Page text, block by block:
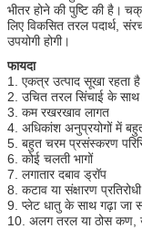
भीतर होने की पुष्टि की है।
लिए विकसित तरल पदार्थ,
उपयोगी होगी।
फायदा
1. एकत्र उत्पाद सूखा रहता है
2. उचित तरल सिंचाई के साथ
3. कम रखरखाव लागत
4. अधिकांश अनुप्रयोगों में
5. बहुत चरम प्रसंस्करण
6. कोई चलती भागों
7. लगातार दबाव ड्रॉप
8. कटाव या संक्षारण
9. प्लेट धातु के साथ गढ़ा जा
10. अलग तरल या ठोस कण,